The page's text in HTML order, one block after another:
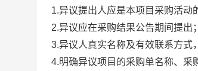
1.异议提出人应是本项目采购活动
2.异议应在采购结果公告期间提出；
3.异议人真实名称及有效联系方式
4.明确异议项目的采购单名称、采